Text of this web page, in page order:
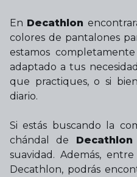
En Decathlon
colores de pantalones
estamos
adaptado a tus
que practiques, o si
diario.
Si estás buscando la
chándal de Decathlon
suavidad. Además,
Decathlon, podrás